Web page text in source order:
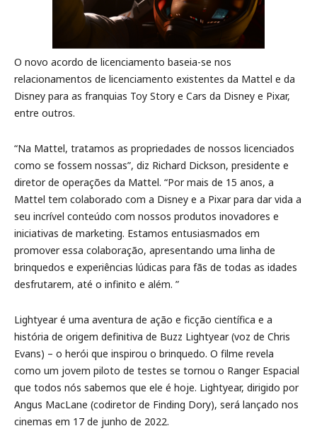
O novo acordo de licenciamento baseia-se nos
relacionamentos de licenciamento existentes da Mattel e da
Disney para as franquias Toy Story e Cars da Disney e Pixar,
entre outros.
“Na Mattel, tratamos as propriedades de nossos licenciados
como se fossem nossas”, diz Richard Dickson, presidente e
diretor de operações da Mattel. “Por mais de 15 anos, a
Mattel tem colaborado com a Disney e a Pixar para dar vida a
seu incrível conteúdo com nossos produtos inovadores e
iniciativas de marketing. Estamos entusiasmados em
promover essa colaboração, apresentando uma linha de
brinquedos e experiências lúdicas para fãs de todas as idades
desfrutarem, até o infinito e além. ”
Lightyear é uma aventura de ação e ficção científica e a
história de origem definitiva de Buzz Lightyear (voz de Chris
Evans) – o herói que inspirou o brinquedo. O filme revela
como um jovem piloto de testes se tornou o Ranger Espacial
que todos nós sabemos que ele é hoje. Lightyear, dirigido por
Angus MacLane (codiretor de Finding Dory), será lançado nos
cinemas em 17 de junho de 2022.